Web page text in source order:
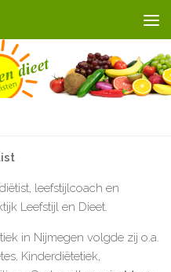
leefstijlcoach en
Leefstijl en Dieet.
in Nijmegen volgde zij o.a.
Kinderdiëtetiek,